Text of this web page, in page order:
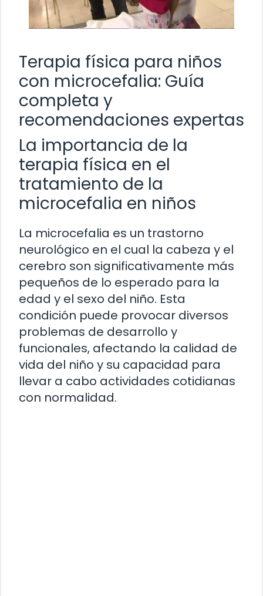
Terapia física para niños
con microcefalia: Guía
completa y
recomendaciones expertas
La importancia de la
terapia física en el
tratamiento de la
microcefalia en niños
La microcefalia es un trastorno
neurológico en el cual la cabeza y el
cerebro son significativamente más
pequeños de lo esperado para la
edad y el sexo del niño. Esta
condición puede provocar diversos
problemas de desarrollo y
funcionales, afectando la calidad de
vida del niño y su capacidad para
llevar a cabo actividades cotidianas
con normalidad.